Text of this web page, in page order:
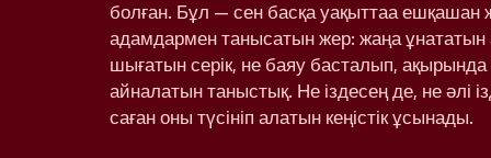
болған. Бұл — сен басқа уақыттаа ешқашан
адамдармен танысатын жер: жаңа ұнататын
шығатын серік, не баяу басталып,
айналатын таныстық. Не іздесең де, не әлі
саған оны түсініп алатын кеңістік ұсынады.